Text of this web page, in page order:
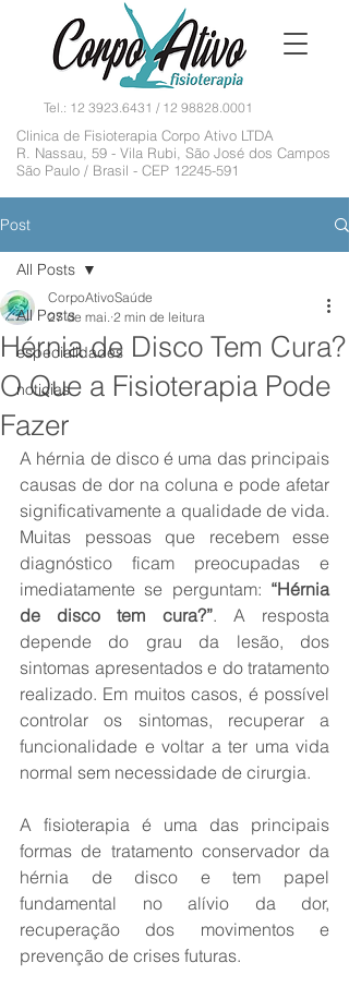
Tel.: 12 3923.6431 / 12 98828.0001
Clinica de Fisioterapia Corpo Ativo LTDA
R. Nassau, 59 - Vila Rubi, São José dos Campos
São Paulo / Brasil - CEP 12245-591
Post
All Posts
especialidades
noticias
All Posts
Hérnia de Disco Tem Cura?
O Que a Fisioterapia Pode
Fazer
CorpoAtivoSaúde
27 de mai. 2 min de leitura
A hérnia de disco é uma das principais
causas de dor na coluna e pode afetar
significativamente a qualidade de vida.
Muitas pessoas que recebem esse
diagnóstico ficam preocupadas e
imediatamente se perguntam: “Hérnia
de disco tem cura?”. A resposta
depende do grau da lesão, dos
sintomas apresentados e do tratamento
realizado. Em muitos casos, é possível
controlar os sintomas, recuperar a
funcionalidade e voltar a ter uma vida
normal sem necessidade de cirurgia.
A fisioterapia é uma das principais
formas de tratamento conservador da
hérnia de disco e tem papel
fundamental no alívio da dor,
recuperação dos movimentos e
prevenção de crises futuras.